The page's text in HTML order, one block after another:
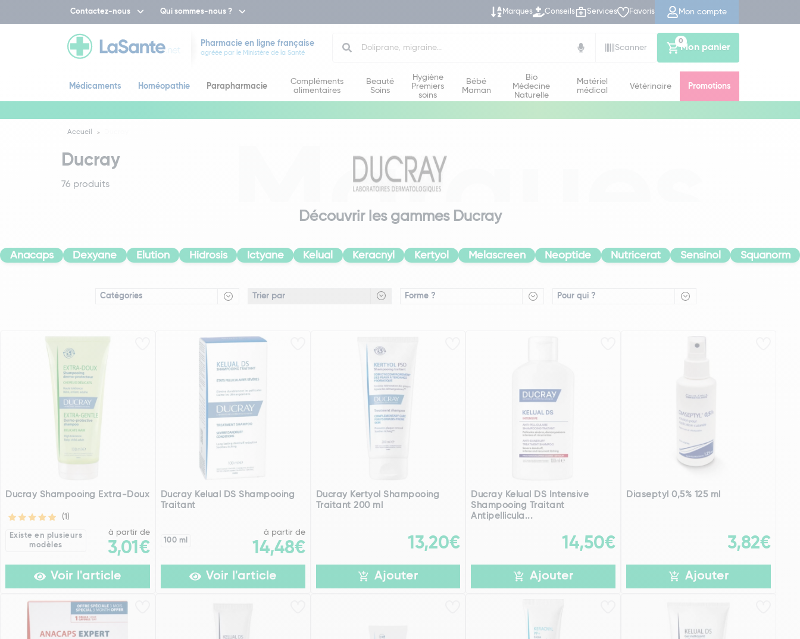
Contactez-nous Qui sommes-nous ? Marques Conseils Services Favoris Mon compte
Pharmacie en ligne française
agréée par le Ministère de la Santé
Scanner
Mon panier
0
Médicaments Homéopathie Parapharmacie
Compléments
alimentaires
Beauté
Soins
Hygiène
Premiers
soins
Bébé
Maman
Bio
Médecine
Naturelle
Matériel
médical
Vétérinaire Promotions
Accueil
Marques
Ducray
76 produits
Découvrir les gammes Ducray
Anacaps Dexyane Elution Hidrosis Ictyane Kelual Keracnyl Kertyol Melascreen Neoptide Nutricerat Sensinol Squanorm
Catégories Forme ? Pour qui ?
Ducray Shampooing Extra-Doux
(1)
Existe en plusieurs
modèles
à partir de
3,01€
Voir l'article
Ducray Kelual DS Shampooing
Traitant
100 ml
à partir de
14,48€
Voir l'article
Ducray Kertyol Shampooing
Traitant 200 ml
13,20€
Ajouter
Ducray Kelual DS Intensive
Shampooing Traitant
Antipellicula...
14,50€
Ajouter
Diaseptyl 0,5% 125 ml
3,82€
Ajouter